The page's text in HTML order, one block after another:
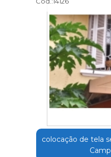
colocação de tela